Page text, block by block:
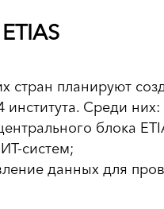
стран планируют
института. Среди них:
блока
систем;
данных для